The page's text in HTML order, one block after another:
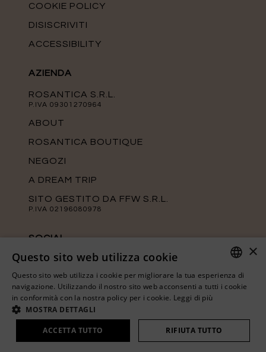
COOKIE POLICY
DISISCRIVITI
ACCESSIBILITY
AZIENDA
ROSANTICA S.R.L.
P.IVA 09301270964
ABOUT
ROSANTICA BOUTIQUE
NEGOZI
A DREAM TRIP
SITO GESTITO DA FFW S.R.L.
P.IVA 02196080978
SOCIAL
Tieniti aggiornato sulle ultime novità di
ufficiali.
ITALIAN
×
Questo sito web utilizza cookie
Questo sito web utilizza i cookie per migliorare la tua esperienza di
navigazione. Utilizzando il nostro sito web acconsenti a tutti i cookie
in conformità con la nostra policy per i cookie. Leggi di più
MOSTRA DETTAGLI
ACCETTA TUTTO RIFIUTA TUTTO